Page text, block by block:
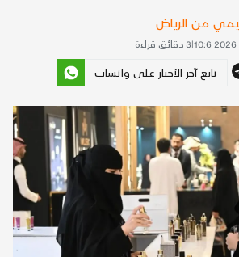
من الرياض
|
3 دقائق قراءة
تابع آخر الأخبار على واتساب